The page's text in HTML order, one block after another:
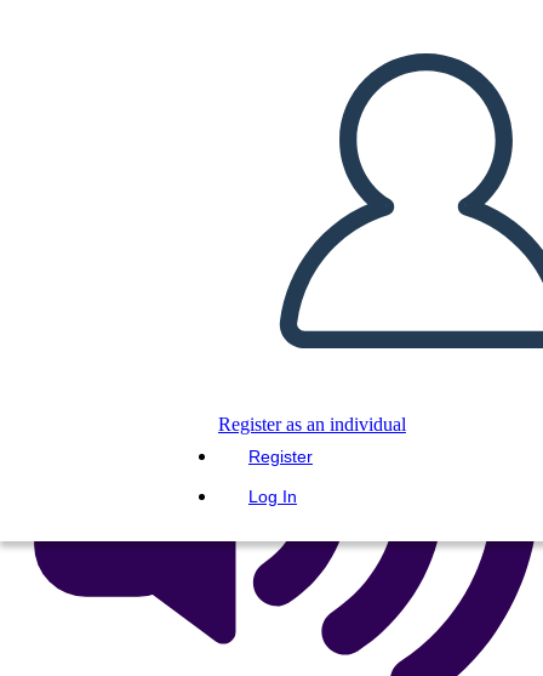
Register as an individual
Register
Log In
Copy this Storyboard
CREATE A STORYBOARD
PLAY SLIDESHOW
READ TO ME